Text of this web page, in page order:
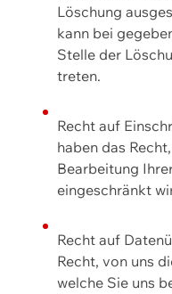
Löschung
kann bei
Stelle der
treten.
Recht auf
haben das
Bearbeitung
eingeschränkt
Recht auf
Recht, von uns
welche Sie uns